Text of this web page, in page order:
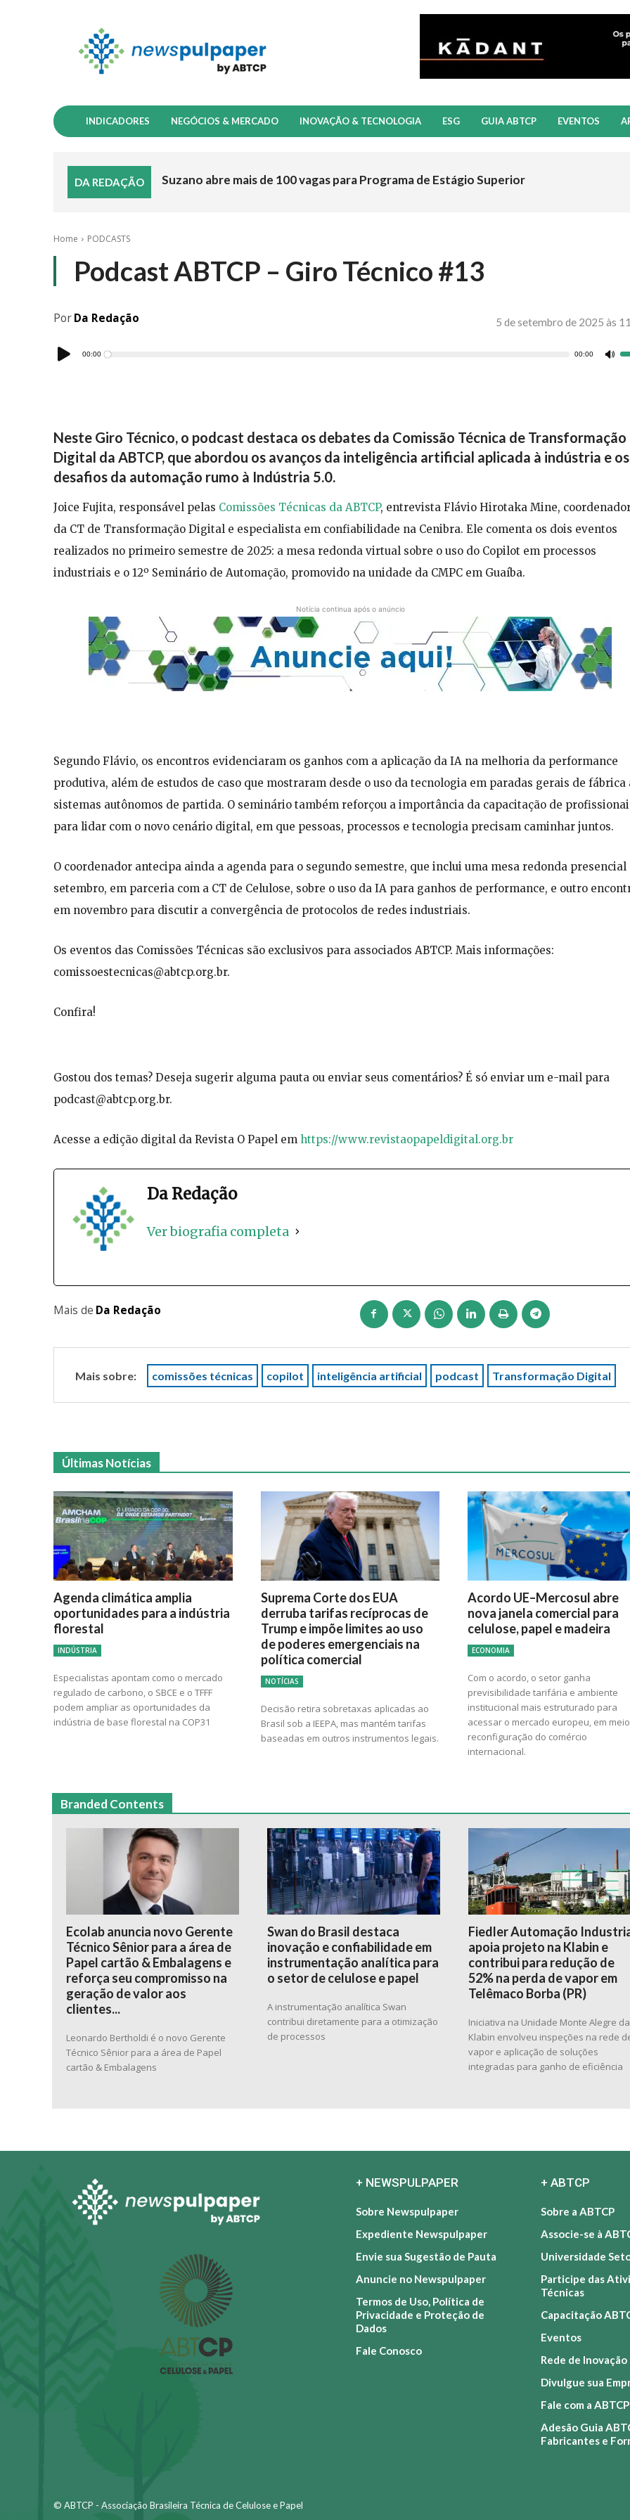
INDICADORES NEGÓCIOS & MERCADO INOVAÇÃO & TECNOLOGIA ESG GUIA ABTCP EVENTOS
DA REDAÇÃO Suzano abre mais de 100 vagas para Programa de Estágio Superior
Home PODCASTS
Podcast ABTCP – Giro Técnico #13
PorDa Redação 5 de setembro de 2025 às
Tocador
de
00:00 00:00
ou
Neste Giro Técnico, o podcast destaca os debates da Comissão Técnica de Transformação
Digital da ABTCP, que abordou os avanços da inteligência artificial aplicada à indústria e os
desafios da automação rumo à Indústria 5.0.
Joice Fujita, responsável pelas Comissões Técnicas da ABTCP, entrevista Flávio Hirotaka Mine,
da CT de Transformação Digital e especialista em confiabilidade na Cenibra. Ele comenta os dois eventos
realizados no primeiro semestre de 2025: a mesa redonda virtual sobre o uso do Copilot em processos
industriais e o 12º Seminário de Automação, promovido na unidade da CMPC em Guaíba.
Notícia continua após o anúncio
Segundo Flávio, os encontros evidenciaram os ganhos com a aplicação da IA na melhoria da performance
produtiva, além de estudos de caso que mostraram desde o uso da tecnologia em paradas gerais de fábrica
sistemas autônomos de partida. O seminário também reforçou a importância da capacitação de
para lidar com o novo cenário digital, em que pessoas, processos e tecnologia precisam caminhar juntos.
O coordenador antecipa ainda a agenda para o segundo semestre, que inclui uma mesa redonda presencial
setembro, em parceria com a CT de Celulose, sobre o uso da IA para ganhos de performance, e outro
em novembro para discutir a convergência de protocolos de redes industriais.
Os eventos das Comissões Técnicas são exclusivos para associados ABTCP. Mais informações:
comissoestecnicas@abtcp.org.br.
Confira!
Gostou dos temas? Deseja sugerir alguma pauta ou enviar seus comentários? É só enviar um e-mail para
podcast@abtcp.org.br.
Acesse a edição digital da Revista O Papel em https://www.revistaopapeldigital.org.br
Da Redação
Ver biografia completa
Mais de Da Redação
Mais sobre: comissões técnicas copilot inteligência artificial podcast Transformação Digital
Últimas Notícias
Agenda climática amplia
oportunidades para a indústria
florestal
INDÚSTRIA
Especialistas apontam como o mercado
regulado de carbono, o SBCE e o TFFF
podem ampliar as oportunidades da
indústria de base florestal na COP31
Suprema Corte dos EUA
derruba tarifas recíprocas de
Trump e impõe limites ao uso
de poderes emergenciais na
política comercial
NOTÍCIAS
Decisão retira sobretaxas aplicadas ao
Brasil sob a IEEPA, mas mantém tarifas
baseadas em outros instrumentos legais.
Acordo UE–Mercosul abre
nova janela comercial para
celulose, papel e madeira
ECONOMIA
Com o acordo, o setor ganha
previsibilidade tarifária e ambiente
institucional mais estruturado para
acessar o mercado europeu, em
reconfiguração do comércio
internacional.
Branded Contents
Ecolab anuncia novo Gerente
Técnico Sênior para a área de
Papel cartão & Embalagens e
reforça seu compromisso na
geração de valor aos
clientes...
Leonardo Bertholdi é o novo Gerente
Técnico Sênior para a área de Papel
cartão & Embalagens
Swan do Brasil destaca
inovação e confiabilidade em
instrumentação analítica para
o setor de celulose e papel
A instrumentação analítica Swan
contribui diretamente para a otimização
de processos
Fiedler Automação
apoia projeto na Klabin e
contribui para redução de
52% na perda de vapor em
Telêmaco Borba (PR)
Iniciativa na Unidade Monte Alegre da
Klabin envolveu inspeções na rede
vapor e aplicação de soluções
integradas para ganho de eficiência
+ NEWSPULPAPER
Sobre Newspulpaper
Expediente Newspulpaper
Envie sua Sugestão de Pauta
Anuncie no Newspulpaper
Termos de Uso, Política de
Privacidade e Proteção de
Dados
Fale Conosco
+ ABTCP
Sobre a ABTCP
Associe-se à
Universidade
Participe das
Técnicas
Capacitação
Eventos
Rede de Inovação
Divulgue sua
Fale com a ABTCP
Adesão Guia
Fabricantes e
© ABTCP - Associação Brasileira Técnica de Celulose e Papel